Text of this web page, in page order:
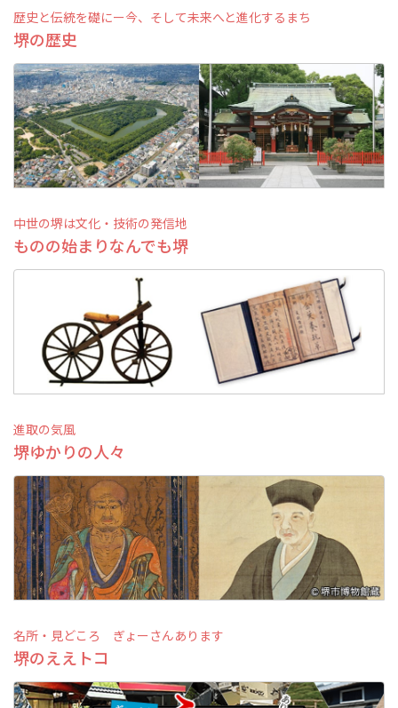
サイクリングさかい
堺観光レンタサイクル
モデルコース
体験プラン・ツアー
開花情報
NEWS
堺ナビ
ようこそ堺へ！
地図から探す
スポット検索
観光案内所
観光パンフレット
歴史と伝統を礎にー今、そして未来へと進化するまち
堺の歴史
中世の堺は文化・技術の発信地
ものの始まりなんでも堺
進取の気風
堺ゆかりの人々
名所・見どころ ぎょーさんあります
堺のええトコ